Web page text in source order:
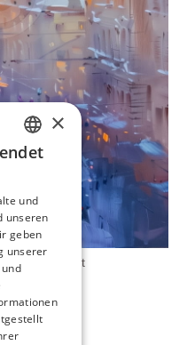
Über Der Stadt
€
ENGLISH
GERMAN
FRENCH
×
und
unseren
geben
unserer